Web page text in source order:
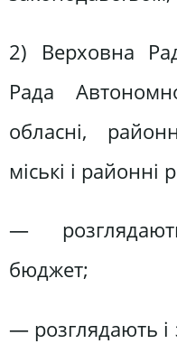
2) Верховна
Рада
обласні,
міські і районні
—
бюджет;
— розглядають і